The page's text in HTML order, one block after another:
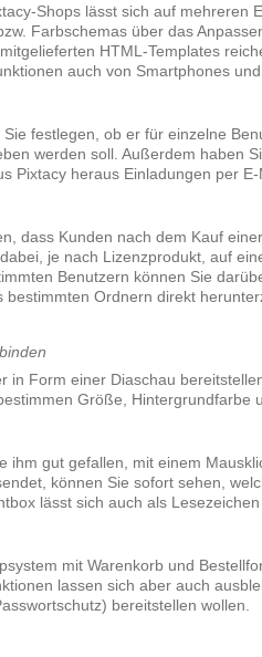
Shops lässt sich auf
Farbschemas über das
HTML-Templates
auch von Smartphones
festlegen, ob er für einzelne
werden soll. Außerdem haben
Pixtacy heraus Einladungen per E-
dass Kunden nach dem Kauf
je nach Lizenzprodukt, auf
Benutzern können Sie
Ordnern direkt
in Form einer Diaschau
Größe, Hintergrundfarbe
ihm gut gefallen, mit einem
können Sie sofort sehen,
lässt sich auch als
mit Warenkorb und
lassen sich aber auch
bereitstellen wollen.